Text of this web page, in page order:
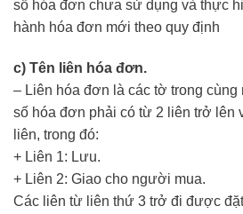
số hóa đơn chưa sử dụng và thực
hành hóa đơn mới theo quy định
c) Tên liên hóa đơn.
– Liên hóa đơn là các tờ trong cùng
số hóa đơn phải có từ 2 liên trở lên
liên, trong đó:
+ Liên 1: Lưu.
+ Liên 2: Giao cho người mua.
Các liên từ liên thứ 3 trở đi được